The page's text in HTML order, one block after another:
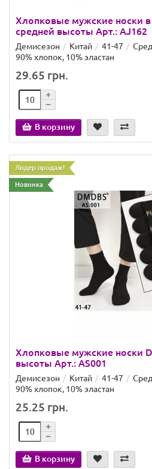
Хлопковые мужские носки в
средней высоты Арт.: AJ162
Демисезон Китай 41-47
90% хлопок, 10% эластан
29.65 грн.
В корзину
Лидер продаж!
Новинка
Хлопковые мужские носки
высоты Арт.: AS001
Демисезон Китай 41-47
90% хлопок, 10% эластан
25.25 грн.
В корзину